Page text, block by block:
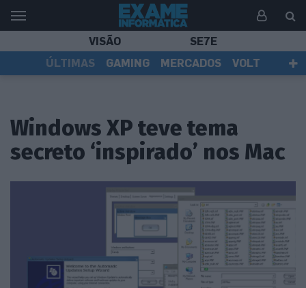
VISÃO
SE7E
ÚLTIMAS
GAMING MERCADOS
VOLT
Windows XP teve tema
secreto ‘inspirado’ nos Mac